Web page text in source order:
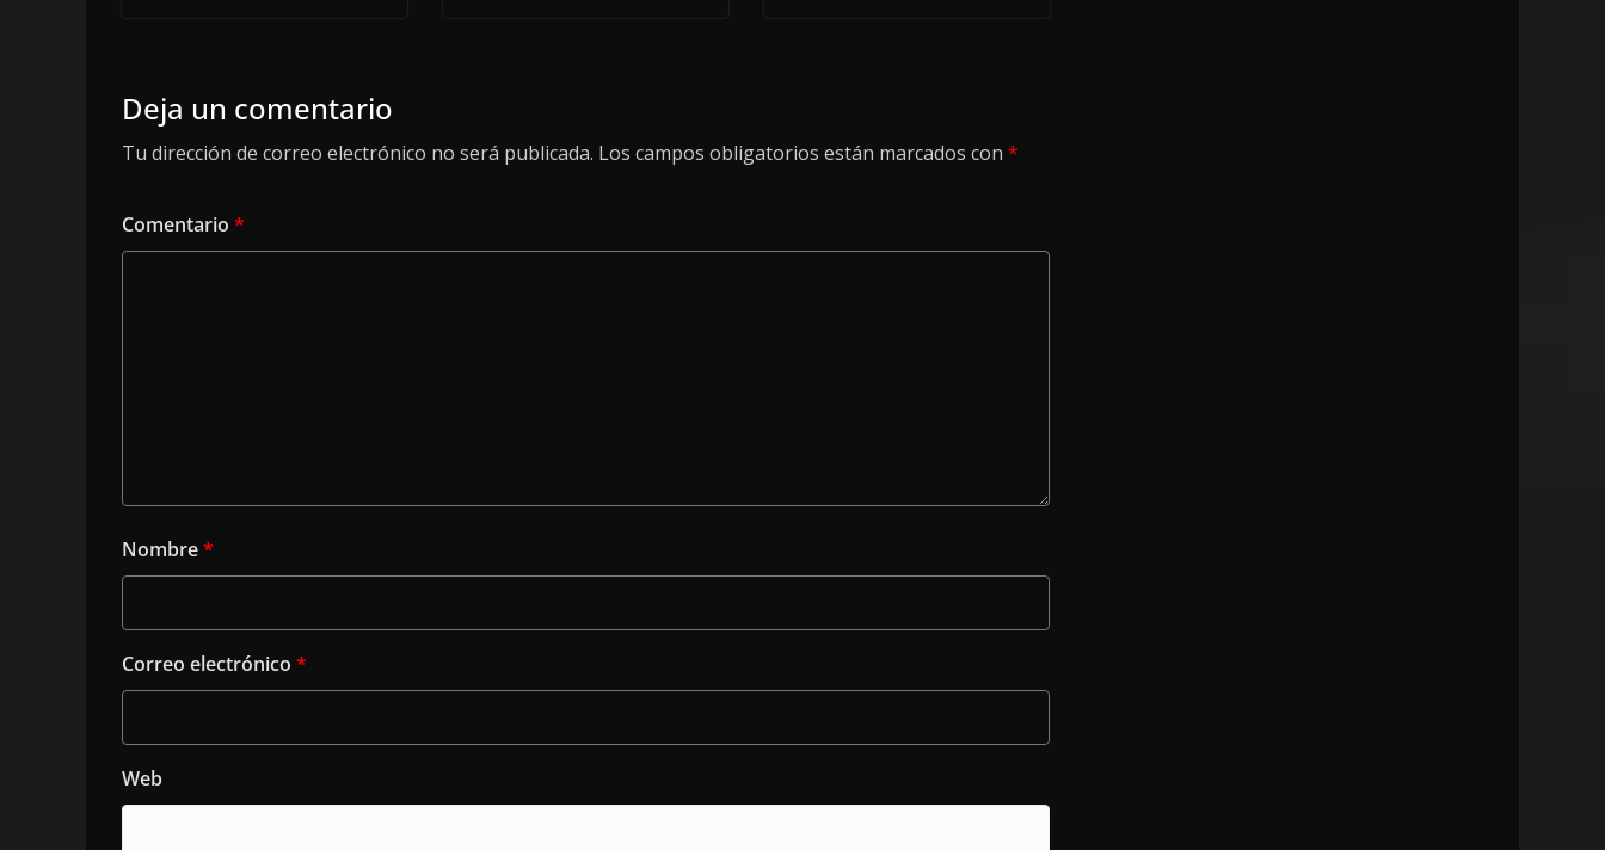
Deja un comentario
Tu dirección de correo electrónico no será publicada. Los campos obligatorios están marcados con *
Comentario *
Nombre*
Correo electrónico *
Web